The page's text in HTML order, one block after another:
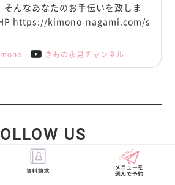
そんなあなたのお手伝いを致しま
HP https://kimono-nagami.com/s
きもの永見チャンネル
US